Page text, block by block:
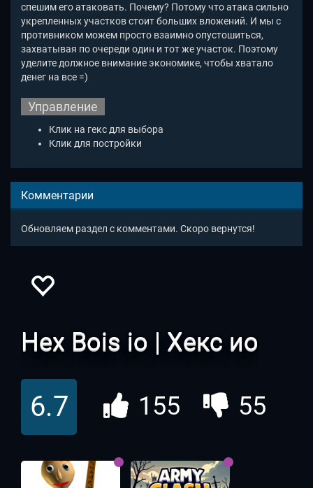
спешим его атаковать. Почему? Потому что атака сильно
укрепленных участков стоит больших вложений. И мы с
противником можем просто взаимно опустошиться,
захватывая по очереди один и тот же участок. Поэтому
уделите должное внимание экономике, чтобы хватало
денег на все =)
Управление
Клик на гекс для выбора
Клик для постройки
Комментарии
Обновляем раздел с комментами. Скоро вернутся!
Hex Bois io | Хекс ио
6.7 155 55